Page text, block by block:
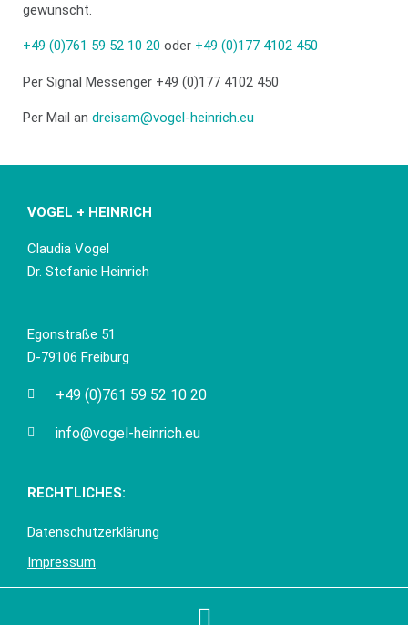
gewünscht.
+49 (0)761 59 52 10 20 oder +49 (0)177 4102 450
Per Signal Messenger +49 (0)177 4102 450
Per Mail an dreisam@vogel-heinrich.eu
VOGEL + HEINRICH
Claudia Vogel
Dr. Stefanie Heinrich
Egonstraße 51
D-79106 Freiburg
+49 (0)761 59 52 10 20
info@vogel-heinrich.eu
RECHTLICHES:
Datenschutzerklärung
Impressum